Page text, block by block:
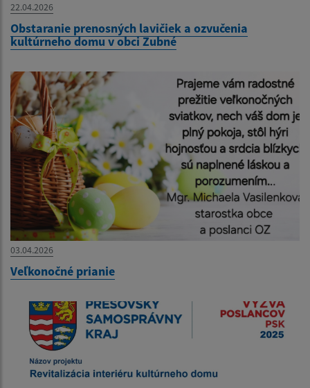
22.04.2026
Obstaranie prenosných lavičiek a ozvučenia
kultúrneho domu v obci Zubné
03.04.2026
Veľkonočné prianie